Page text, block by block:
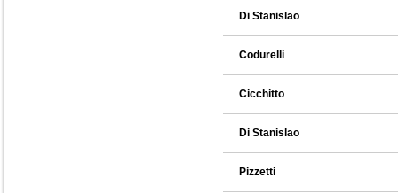
Di Stanislao
Codurelli
Cicchitto
Di Stanislao
Pizzetti